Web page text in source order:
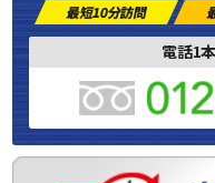
最短10分訪問
電話1